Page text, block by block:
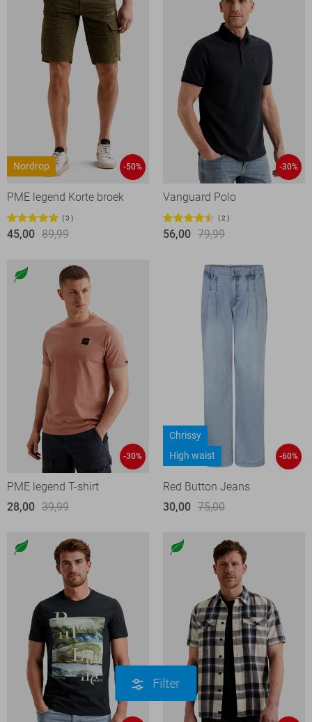
Nordrop -50%
PME legend Korte broek
3
45,00 89,99
-30%
Vanguard Polo
2
56,00 79,99
-30%
PME legend T-shirt
28,00 39,99
Chrissy
High waist
-60%
Red Button Jeans
30,00 75,00
Filter